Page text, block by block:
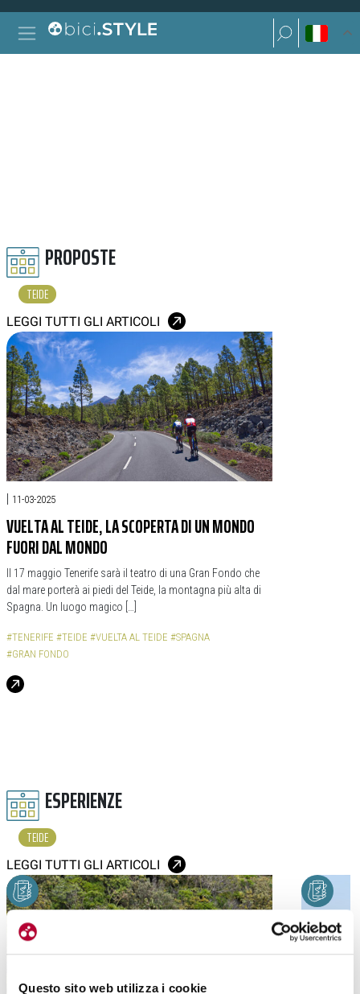
Questo sito web utilizza i cookie
Vai al contenuto
Navigazione principale
Ricerca per:
Ricerca per:
PROPOSTE
TEIDE
LEGGI TUTTI GLI ARTICOLI
| 11-03-2025
VUELTA AL TEIDE, LA SCOPERTA DI UN MONDO
FUORI DAL MONDO
Il 17 maggio Tenerife sarà il teatro di una Gran Fondo che
dal mare porterà ai piedi del Teide, la montagna più alta di
Spagna. Un luogo magico […]
#TENERIFE #TEIDE #VUELTA AL TEIDE #SPAGNA
#GRAN FONDO
ESPERIENZE
TEIDE
LEGGI TUTTI GLI ARTICOLI